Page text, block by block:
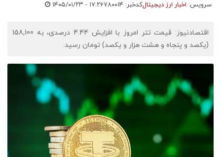
سرویس: اخبار ارز دیجیتالکدخبر: ۷۸۰۰۱۴ ۱۴۰۵/۰۱/۲۳ - ۱۷:۲۶
اقتصادنیوز: قیمت تتر امروز با افزایش 4.44 درصدی، به 158,100
(یکصد و پنجاه و هشت هزار و یکصد) تومان رسید.